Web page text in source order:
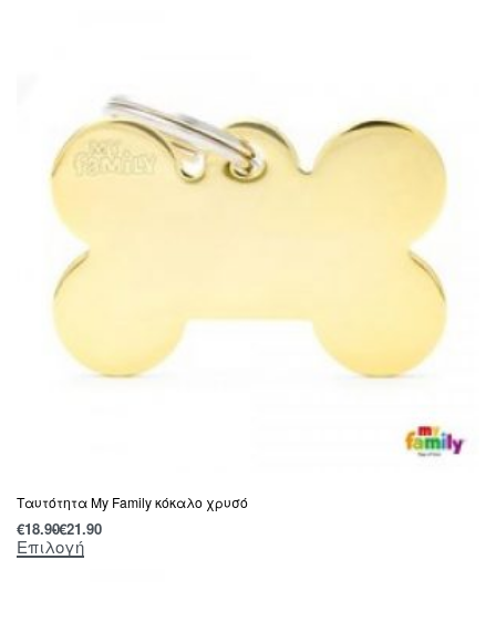
Tαυτότητα Μy Family κόκαλο χρυσό
€18.90€21.90
Επιλογή